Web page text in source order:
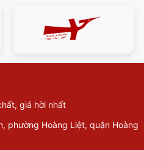
giá hời nhất
phường Hoàng Liệt, quận Hoàng